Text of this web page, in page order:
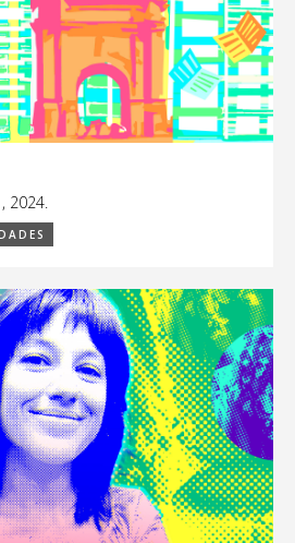
2024.